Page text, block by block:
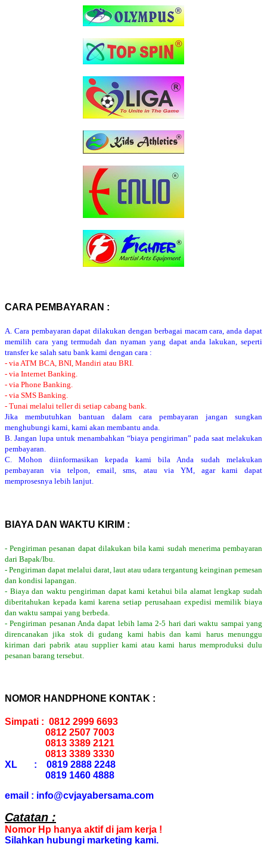
CARA PEMBAYARAN :
A. Cara pembayaran dapat dilakukan dengan berbagai macam cara, anda dapat
memilih cara yang termudah dan nyaman yang dapat anda lakukan, seperti
transfer ke salah satu bank kami dengan cara :
- via ATM BCA, BNI, Mandiri atau BRI.
- via Internet Banking.
- via Phone Banking.
- via SMS Banking.
- Tunai melalui teller di setiap cabang bank.
Jika membutuhkan bantuan dalam cara pembayaran jangan sungkan
menghubungi kami, kami akan membantu anda.
B. Jangan lupa untuk menambahkan “biaya pengiriman” pada saat melakukan
pembayaran.
C. Mohon diinformasikan kepada kami bila Anda sudah melakukan
pembayaran via telpon, email, sms, atau via YM, agar kami dapat
memprosesnya lebih lanjut.
BIAYA DAN WAKTU KIRIM :
- Pengiriman pesanan dapat dilakukan bila kami sudah menerima pembayaran
dari Bapak/Ibu.
- Pengiriman dapat melalui darat, laut atau udara tergantung keinginan pemesan
dan kondisi lapangan.
- Biaya dan waktu pengiriman dapat kami ketahui bila alamat lengkap sudah
diberitahukan kepada kami karena setiap perusahaan expedisi memilik biaya
dan waktu sampai yang berbeda.
- Pengiriman pesanan Anda dapat lebih lama 2-5 hari dari waktu sampai yang
direncanakan jika stok di gudang kami habis dan kami harus menunggu
kiriman dari pabrik atau supplier kami atau kami harus memproduksi dulu
pesanan barang tersebut.
NOMOR HANDPHONE KONTAK :
Simpati : 0812 2999 6693
0812 2507 7003
0813 3389 2121
0813 3389 3330
XL : 0819 2888 2248
0819 1460 4888
email : info@cvjayabersama.com
Catatan :
Nomor Hp hanya aktif di jam kerja !
Silahkan hubungi marketing kami.